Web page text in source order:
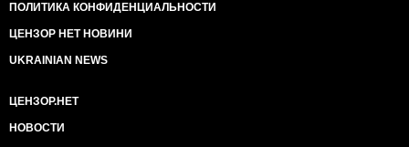
ПОЛИТИКА КОНФИДЕНЦИАЛЬНОСТИ
ЦЕНЗОР НЕТ НОВИНИ
UKRAINIAN NEWS
ЦЕНЗОР.НЕТ
НОВОСТИ